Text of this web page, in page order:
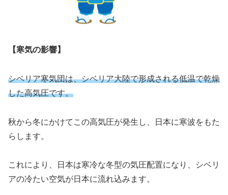
【寒気の影響】
シベリア寒気団は、シベリア大陸で形成される低温で乾燥
した高気圧です。
秋から冬にかけてこの高気圧が発生し、日本に寒波をもた
らします。
これにより、日本は寒冷な冬型の気圧配置になり、シベリ
アの冷たい空気が日本に流れ込みます。